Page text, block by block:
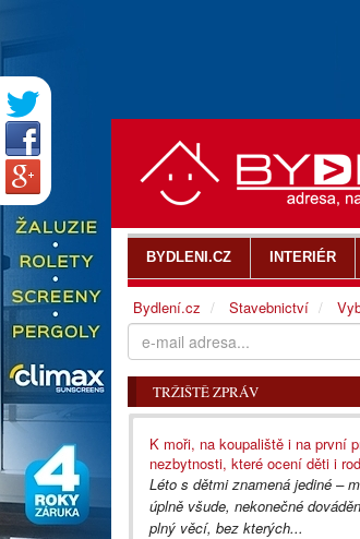
TRŽIŠTĚ ZPRÁV
K moři, na koupaliště i na první
nezbytnosti, které ocení děti i
Léto s dětmi znamená jediné –
úplně všude, nekonečné
plný věcí, bez kterých...
BYDLENI.CZ INTERIÉR
Bydlení.cz Stavebnictví